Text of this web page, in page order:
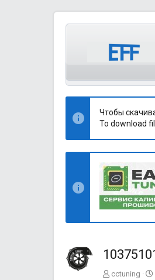
Чтобы
To download
А
cctuning